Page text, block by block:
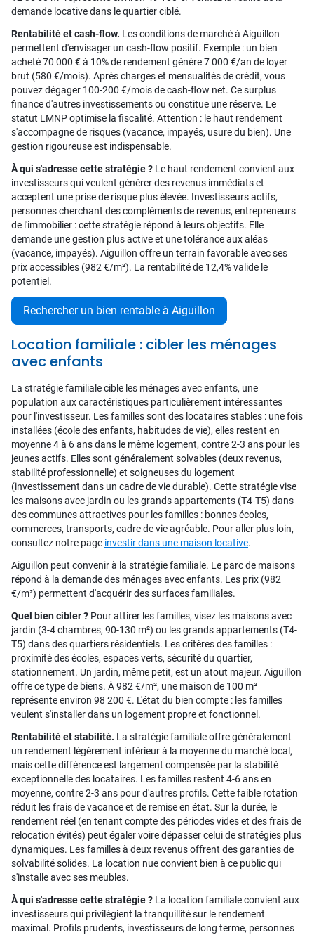
demande locative dans le quartier ciblé.
Rentabilité et cash-flow. Les conditions de marché à Aiguillon
permettent d'envisager un cash-flow positif. Exemple : un bien
acheté 70 000 € à 10% de rendement génère 7 000 €/an de loyer
brut (580 €/mois). Après charges et mensualités de crédit, vous
pouvez dégager 100-200 €/mois de cash-flow net. Ce surplus
finance d'autres investissements ou constitue une réserve. Le
statut LMNP optimise la fiscalité. Attention : le haut rendement
s'accompagne de risques (vacance, impayés, usure du bien). Une
gestion rigoureuse est indispensable.
À qui s'adresse cette stratégie ? Le haut rendement convient aux
investisseurs qui veulent générer des revenus immédiats et
acceptent une prise de risque plus élevée. Investisseurs actifs,
personnes cherchant des compléments de revenus, entrepreneurs
de l'immobilier : cette stratégie répond à leurs objectifs. Elle
demande une gestion plus active et une tolérance aux aléas
(vacance, impayés). Aiguillon offre un terrain favorable avec ses
prix accessibles (982 €/m²). La rentabilité de 12,4% valide le
potentiel.
Rechercher un bien rentable à Aiguillon
Location familiale : cibler les ménages
avec enfants
La stratégie familiale cible les ménages avec enfants, une
population aux caractéristiques particulièrement intéressantes
pour l'investisseur. Les familles sont des locataires stables : une fois
installées (école des enfants, habitudes de vie), elles restent en
moyenne 4 à 6 ans dans le même logement, contre 2-3 ans pour les
jeunes actifs. Elles sont généralement solvables (deux revenus,
stabilité professionnelle) et soigneuses du logement
(investissement dans un cadre de vie durable). Cette stratégie vise
les maisons avec jardin ou les grands appartements (T4-T5) dans
des communes attractives pour les familles : bonnes écoles,
commerces, transports, cadre de vie agréable. Pour aller plus loin,
consultez notre page investir dans une maison locative.
Aiguillon peut convenir à la stratégie familiale. Le parc de maisons
répond à la demande des ménages avec enfants. Les prix (982
€/m²) permettent d'acquérir des surfaces familiales.
Quel bien cibler ? Pour attirer les familles, visez les maisons avec
jardin (3-4 chambres, 90-130 m²) ou les grands appartements (T4-
T5) dans des quartiers résidentiels. Les critères des familles :
proximité des écoles, espaces verts, sécurité du quartier,
stationnement. Un jardin, même petit, est un atout majeur. Aiguillon
offre ce type de biens. À 982 €/m², une maison de 100 m²
représente environ 98 200 €. L'état du bien compte : les familles
veulent s'installer dans un logement propre et fonctionnel.
Rentabilité et stabilité. La stratégie familiale offre généralement
un rendement légèrement inférieur à la moyenne du marché local,
mais cette différence est largement compensée par la stabilité
exceptionnelle des locataires. Les familles restent 4-6 ans en
moyenne, contre 2-3 ans pour d'autres profils. Cette faible rotation
réduit les frais de vacance et de remise en état. Sur la durée, le
rendement réel (en tenant compte des périodes vides et des frais de
relocation évités) peut égaler voire dépasser celui de stratégies plus
dynamiques. Les familles à deux revenus offrent des garanties de
solvabilité solides. La location nue convient bien à ce public qui
s'installe avec ses meubles.
À qui s'adresse cette stratégie ? La location familiale convient aux
investisseurs qui privilégient la tranquillité sur le rendement
maximal. Profils prudents, investisseurs de long terme, personnes